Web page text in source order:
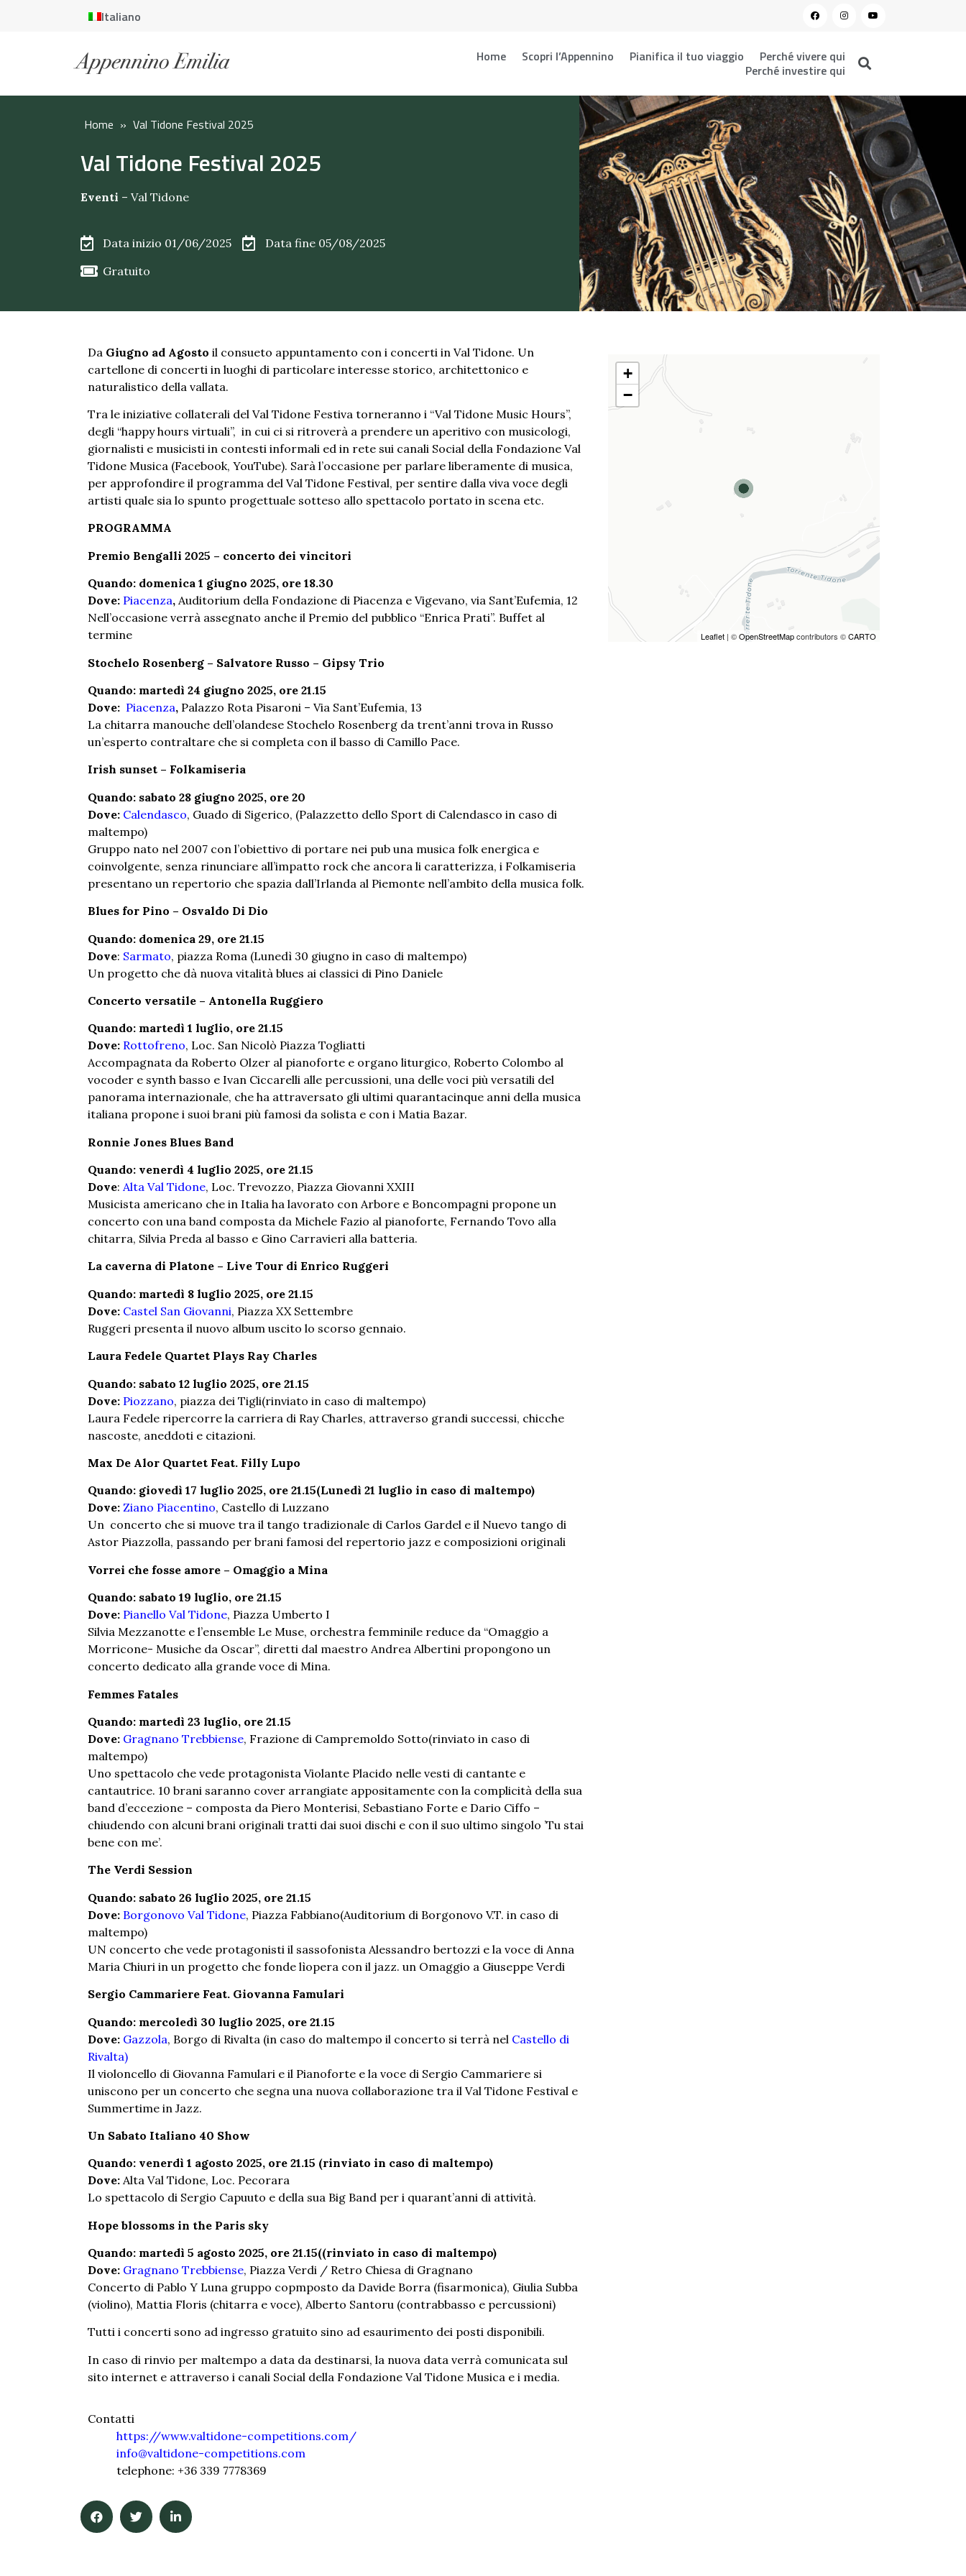
Italiano
Home Scopri l’Appennino Pianifica il tuo viaggio
Perché vivere qui
Perché investire qui
Home » Val Tidone Festival 2025
Val Tidone Festival 2025
Eventi – Val Tidone
Data inizio 01/06/2025
Data fine 05/08/2025
Gratuito
Da Giugno ad Agosto il consueto appuntamento con i concerti in Val Tidone. Un
cartellone di concerti in luoghi di particolare interesse storico, architettonico e
naturalistico della vallata.
Tra le iniziative collaterali del Val Tidone Festiva torneranno i “Val Tidone Music Hours”,
degli “happy hours virtuali”, in cui ci si ritroverà a prendere un aperitivo con musicologi,
giornalisti e musicisti in contesti informali ed in rete sui canali Social della Fondazione Val
Tidone Musica (Facebook, YouTube). Sarà l’occasione per parlare liberamente di musica,
per approfondire il programma del Val Tidone Festival, per sentire dalla viva voce degli
artisti quale sia lo spunto progettuale sotteso allo spettacolo portato in scena etc.
PROGRAMMA
Premio Bengalli 2025 – concerto dei vincitori
Quando: domenica 1 giugno 2025, ore 18.30
Dove: Piacenza, Auditorium della Fondazione di Piacenza e Vigevano, via Sant’Eufemia, 12
Nell’occasione verrà assegnato anche il Premio del pubblico “Enrica Prati”. Buffet al
termine
Stochelo Rosenberg – Salvatore Russo – Gipsy Trio
Quando: martedì 24 giugno 2025, ore 21.15
Dove: Piacenza, Palazzo Rota Pisaroni – Via Sant’Eufemia, 13
La chitarra manouche dell’olandese Stochelo Rosenberg da trent’anni trova in Russo
un’esperto contraltare che si completa con il basso di Camillo Pace.
Irish sunset – Folkamiseria
Quando: sabato 28 giugno 2025, ore 20
Dove: Calendasco, Guado di Sigerico, (Palazzetto dello Sport di Calendasco in caso di
maltempo)
Gruppo nato nel 2007 con l’obiettivo di portare nei pub una musica folk energica e
coinvolgente, senza rinunciare all’impatto rock che ancora li caratterizza, i Folkamiseria
presentano un repertorio che spazia dall’Irlanda al Piemonte nell’ambito della musica folk.
Blues for Pino – Osvaldo Di Dio
Quando: domenica 29, ore 21.15
Dove: Sarmato, piazza Roma (Lunedì 30 giugno in caso di maltempo)
Un progetto che dà nuova vitalità blues ai classici di Pino Daniele
Concerto versatile – Antonella Ruggiero
Quando: martedì 1 luglio, ore 21.15
Dove: Rottofreno, Loc. San Nicolò Piazza Togliatti
Accompagnata da Roberto Olzer al pianoforte e organo liturgico, Roberto Colombo al
vocoder e synth basso e Ivan Ciccarelli alle percussioni, una delle voci più versatili del
panorama internazionale, che ha attraversato gli ultimi quarantacinque anni della musica
italiana propone i suoi brani più famosi da solista e con i Matia Bazar.
Ronnie Jones Blues Band
Quando: venerdì 4 luglio 2025, ore 21.15
Dove: Alta Val Tidone, Loc. Trevozzo, Piazza Giovanni XXIII
Musicista americano che in Italia ha lavorato con Arbore e Boncompagni propone un
concerto con una band composta da Michele Fazio al pianoforte, Fernando Tovo alla
chitarra, Silvia Preda al basso e Gino Carravieri alla batteria.
La caverna di Platone – Live Tour di Enrico Ruggeri
Quando: martedì 8 luglio 2025, ore 21.15
Dove: Castel San Giovanni, Piazza XX Settembre
Ruggeri presenta il nuovo album uscito lo scorso gennaio.
Laura Fedele Quartet Plays Ray Charles
Quando: sabato 12 luglio 2025, ore 21.15
Dove: Piozzano, piazza dei Tigli(rinviato in caso di maltempo)
Laura Fedele ripercorre la carriera di Ray Charles, attraverso grandi successi, chicche
nascoste, aneddoti e citazioni.
Max De Alor Quartet Feat. Filly Lupo
Quando: giovedì 17 luglio 2025, ore 21.15(Lunedì 21 luglio in caso di maltempo)
Dove: Ziano Piacentino, Castello di Luzzano
Un concerto che si muove tra il tango tradizionale di Carlos Gardel e il Nuevo tango di
Astor Piazzolla, passando per brani famosi del repertorio jazz e composizioni originali
Vorrei che fosse amore – Omaggio a Mina
Quando: sabato 19 luglio, ore 21.15
Dove: Pianello Val Tidone, Piazza Umberto I
Silvia Mezzanotte e l’ensemble Le Muse, orchestra femminile reduce da “Omaggio a
Morricone- Musiche da Oscar”, diretti dal maestro Andrea Albertini propongono un
concerto dedicato alla grande voce di Mina.
Femmes Fatales
Quando: martedì 23 luglio, ore 21.15
Dove: Gragnano Trebbiense, Frazione di Campremoldo Sotto(rinviato in caso di
maltempo)
Uno spettacolo che vede protagonista Violante Placido nelle vesti di cantante e
cantautrice. 10 brani saranno cover arrangiate appositamente con la complicità della sua
band d’eccezione – composta da Piero Monterisi, Sebastiano Forte e Dario Ciffo –
chiudendo con alcuni brani originali tratti dai suoi dischi e con il suo ultimo singolo ’Tu stai
bene con me’.
The Verdi Session
Quando: sabato 26 luglio 2025, ore 21.15
Dove: Borgonovo Val Tidone, Piazza Fabbiano(Auditorium di Borgonovo V.T. in caso di
maltempo)
UN concerto che vede protagonisti il sassofonista Alessandro bertozzi e la voce di Anna
Maria Chiuri in un progetto che fonde lìopera con il jazz. un Omaggio a Giuseppe Verdi
Sergio Cammariere Feat. Giovanna Famulari
Quando: mercoledì 30 luglio 2025, ore 21.15
Dove: Gazzola, Borgo di Rivalta (in caso do maltempo il concerto si terrà nel Castello di
Rivalta)
Il violoncello di Giovanna Famulari e il Pianoforte e la voce di Sergio Cammariere si
uniscono per un concerto che segna una nuova collaborazione tra il Val Tidone Festival e
Summertime in Jazz.
Un Sabato Italiano 40 Show
Quando: venerdì 1 agosto 2025, ore 21.15 (rinviato in caso di maltempo)
Dove: Alta Val Tidone, Loc. Pecorara
Lo spettacolo di Sergio Capuuto e della sua Big Band per i quarant’anni di attività.
Hope blossoms in the Paris sky
Quando: martedì 5 agosto 2025, ore 21.15((rinviato in caso di maltempo)
Dove: Gragnano Trebbiense, Piazza Verdi / Retro Chiesa di Gragnano
Concerto di Pablo Y Luna gruppo copmposto da Davide Borra (fisarmonica), Giulia Subba
(violino), Mattia Floris (chitarra e voce), Alberto Santoru (contrabbasso e percussioni)
Tutti i concerti sono ad ingresso gratuito sino ad esaurimento dei posti disponibili.
In caso di rinvio per maltempo a data da destinarsi, la nuova data verrà comunicata sul
sito internet e attraverso i canali Social della Fondazione Val Tidone Musica e i media.
Contatti
https://www.valtidone-competitions.com/
info@valtidone-competitions.com
telephone: +36 339 7778369
+
−
Leaflet | ©OpenStreetMapcontributors ©CARTO